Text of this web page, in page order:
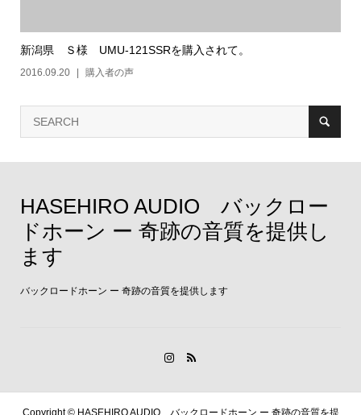
新潟県 Ｓ様 UMU-121SSRを購入されて。
2016.09.20 購入者の声
HASEHIRO AUDIO バックロー
ドホーン ー 奇跡の音質を提供し
ます
バックロードホーン ー 奇跡の音質を提供します
Copyright ©HASEHIRO AUDIO バックロードホーン ー 奇跡の音質を提